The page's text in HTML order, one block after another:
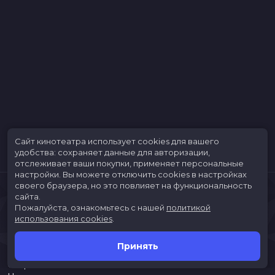
Скоро в кино
Сайт кинотеатра использует cookies для вашего
удобства: сохраняет данные для авторизации,
отслеживает ваши покупки, применяет персональные
настройки. Вы можете отключить cookies в настройках
своего браузера, но это повлияет на функциональность
сайта.
Пожалуйста, ознакомьтесь с нашей политикой
использования cookies
Принять